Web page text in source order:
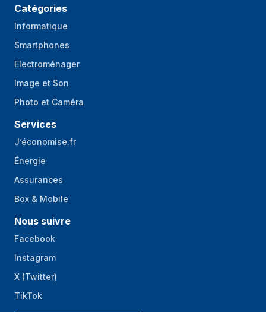
Catégories
Informatique
Smartphones
Electroménager
Image et Son
Photo et Caméra
Services
J’économise.fr
Énergie
Assurances
Box & Mobile
Nous suivre
Facebook
Instagram
X (Twitter)
TikTok